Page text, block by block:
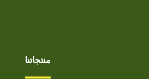
منتجاتنا